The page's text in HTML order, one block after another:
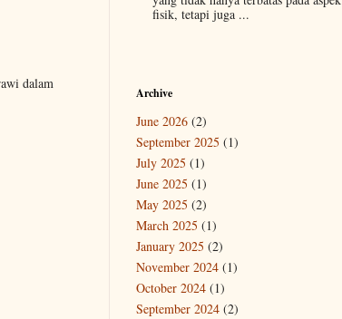
dalam
fisik, tetapi juga ...
Archive
June 2026 (2)
September 2025 (1)
July 2025 (1)
June 2025 (1)
May 2025 (2)
March 2025 (1)
January 2025 (2)
November 2024 (1)
October 2024 (1)
September 2024 (2)